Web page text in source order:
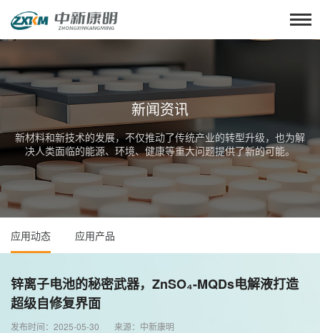
新闻资讯
新材料和新技术的发展，不仅推动了传统产业的转型升级，也为解
决人类面临的能源、环境、健康等重大问题提供了新的可能。
应用动态 应用产品
锌离子电池的秘密武器，ZnSO₄-MQDs电解液打造
超级自修复界面
发布时间：2025-05-30 来源：中新康明